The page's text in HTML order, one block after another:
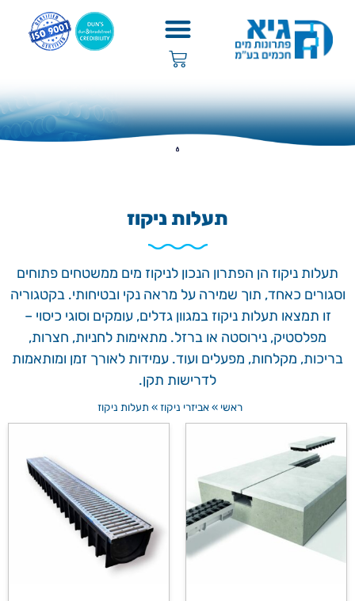
תעלות ניקוז
תעלות ניקוז הן הפתרון הנכון לניקוז מים ממשטחים פתוחים
וסגורים כאחד, תוך שמירה על מראה נקי ובטיחותי. בקטגוריה
זו תמצאו תעלות ניקוז במגוון גדלים, עומקים וסוגי כיסוי –
מפלסטיק, נירוסטה או ברזל. מתאימות לחניות, חצרות,
בריכות, מקלחות, מפעלים ועוד. עמידות לאורך זמן ומותאמות
לדרישות תקן.
ראשי »אביזרי ניקוז» תעלות ניקוז